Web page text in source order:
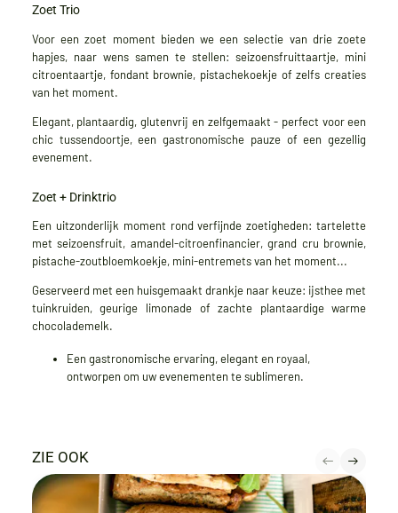
Zoet Trio
Voor een zoet moment bieden we een selectie van drie zoete
hapjes, naar wens samen te stellen: seizoensfruittaartje, mini
citroentaartje, fondant brownie, pistachekoekje of zelfs creaties
van het moment.
Elegant, plantaardig, glutenvrij en zelfgemaakt - perfect voor een
chic tussendoortje, een gastronomische pauze of een gezellig
evenement.
Zoet + Drinktrio
Een uitzonderlijk moment rond verfijnde zoetigheden: tartelette
met seizoensfruit, amandel-citroenfinancier, grand cru brownie,
pistache-zoutbloemkoekje, mini-entremets van het moment...
Geserveerd met een huisgemaakt drankje naar keuze: ijsthee met
tuinkruiden, geurige limonade of zachte plantaardige warme
chocolademelk.
Een gastronomische ervaring, elegant en royaal,
ontworpen om uw evenementen te sublimeren.
ZIE OOK